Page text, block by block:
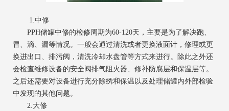
1.中修
PPH储罐中修的检修周期为60-120天，主要是为了解决跑、
冒、滴、漏等情况。一般会通过清洗或者更换液面计，修理或更
换进出口、排污阀，清洗冷却水盘管等方式来进行。除此之外还
会检查维修设备的安全阀排气阻火器、修补防腐层和保温层等。
之后还需要对设备进行充分除绣和保温以及处理储罐内外部检验
中发现的其他问题。
2.大修